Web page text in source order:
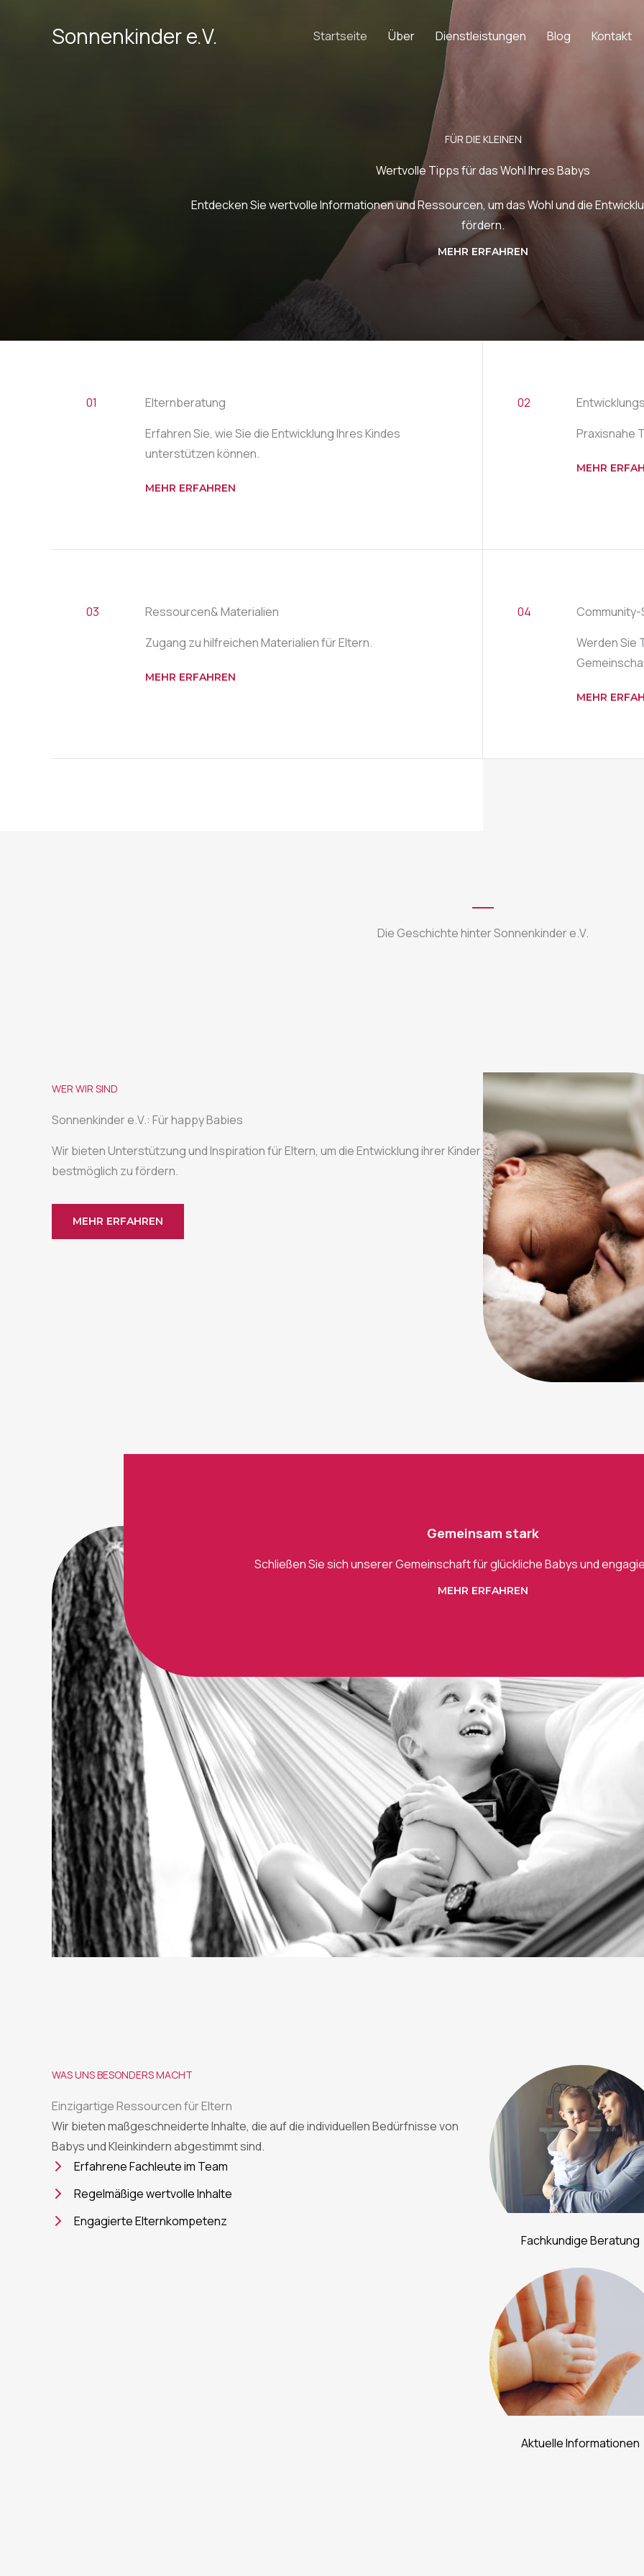
Sonnenkinder e.V. Startseite Über Dienstleistungen Blog Kontakt
FÜR DIE KLEINEN
Wertvolle Tipps für das Wohl Ihres Babys
Entdecken Sie wertvolle Informationen und Ressourcen, um das Wohl und die
fördern.
MEHR ERFAHREN
01
Elternberatung
Erfahren Sie, wie Sie die Entwicklung Ihres Kindes
unterstützen können.
MEHR ERFAHREN
02
Praxisnahe
MEHR
03
Ressourcen& Materialien
Zugang zu hilfreichen Materialien für Eltern.
MEHR ERFAHREN
04
Werden Sie
MEHR
Die Geschichte hinter Sonnenkinder e.V.
WER WIR SIND
Sonnenkinder e.V.: Für happy Babies
Wir bieten Unterstützung und Inspiration für Eltern, um die Entwicklung ihrer Kinder
bestmöglich zu fördern.
MEHR ERFAHREN
Gemeinsam stark
Schließen Sie sich unserer Gemeinschaft für glückliche Babys und
MEHR ERFAHREN
WAS UNS BESONDERS MACHT
Einzigartige Ressourcen für Eltern
Wir bieten maßgeschneiderte Inhalte, die auf die individuellen Bedürfnisse von
Babys und Kleinkindern abgestimmt sind.
Erfahrene Fachleute im Team
Regelmäßige wertvolle Inhalte
Engagierte Elternkompetenz
Fachkundige Beratung
Aktuelle Informationen